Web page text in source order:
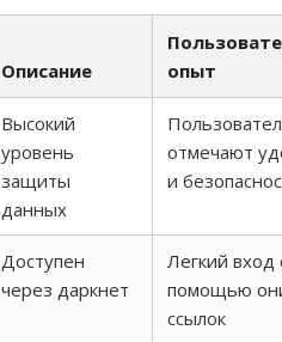
Описание
опыт
Высокий
уровень
защиты
данных
отмечают
и
Доступен
через даркнет
Легкий вход
помощью
ссылок